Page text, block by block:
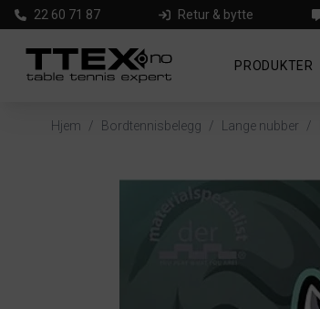
22 60 71 87 Retur & bytte
PRODUKTER
Hjem / Bordtennisbelegg / Lange nubber /